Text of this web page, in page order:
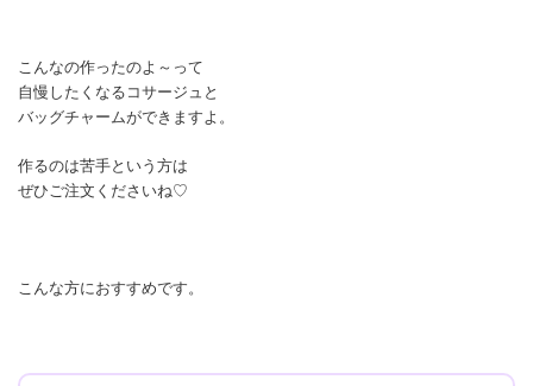
こんなの作ったのよ～って
自慢したくなるコサージュと
バッグチャームができますよ。
作るのは苦手という方は
ぜひご注文くださいね♡
こんな方におすすめです。